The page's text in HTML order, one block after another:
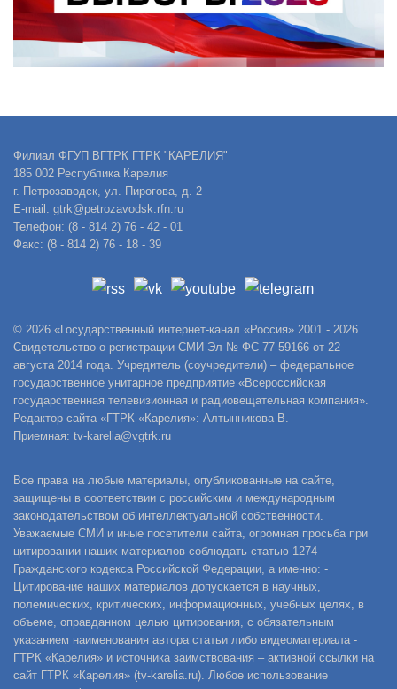
Филиал ФГУП ВГТРК ГТРК "КАРЕЛИЯ"
185 002 Республика Карелия
г. Петрозаводск, ул. Пирогова, д. 2
E-mail: gtrk@petrozavodsk.rfn.ru
Телефон: (8 - 814 2) 76 - 42 - 01
Факс: (8 - 814 2) 76 - 18 - 39
© 2026 «Государственный интернет-канал «Россия» 2001 - 2026.
Свидетельство о регистрации СМИ Эл № ФС 77-59166 от 22
августа 2014 года. Учредитель (соучредители) – федеральное
государственное унитарное предприятие «Всероссийская
государственная телевизионная и радиовещательная компания».
Редактор сайта «ГТРК «Карелия»: Алтынникова В.
Приемная: tv-karelia@vgtrk.ru
Все права на любые материалы, опубликованные на сайте,
защищены в соответствии с российским и международным
законодательством об интеллектуальной собственности.
Уважаемые СМИ и иные посетители сайта, огромная просьба при
цитировании наших материалов соблюдать статью 1274
Гражданского кодекса Российской Федерации, а именно: -
Цитирование наших материалов допускается в научных,
полемических, критических, информационных, учебных целях, в
объеме, оправданном целью цитирования, с обязательным
указанием наименования автора статьи либо видеоматериала -
ГТРК «Карелия» и источника заимствования – активной ссылки на
сайт ГТРК «Карелия» (tv-karelia.ru). Любое использование